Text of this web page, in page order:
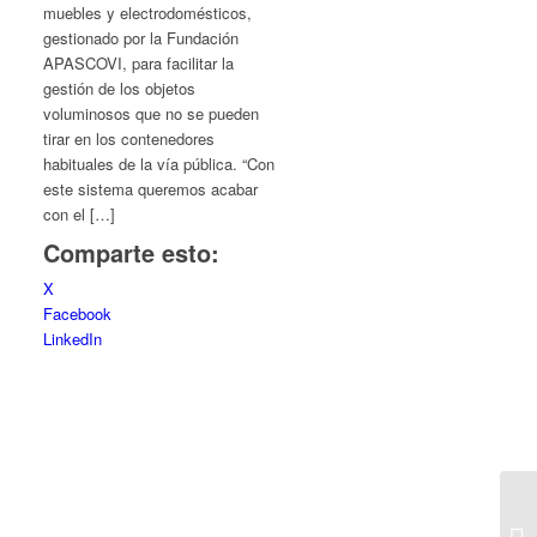
muebles y electrodomésticos,
gestionado por la Fundación
APASCOVI, para facilitar la
gestión de los objetos
voluminosos que no se pueden
tirar en los contenedores
habituales de la vía pública. “Con
este sistema queremos acabar
con el […]
Comparte esto:
X
Facebook
LinkedIn